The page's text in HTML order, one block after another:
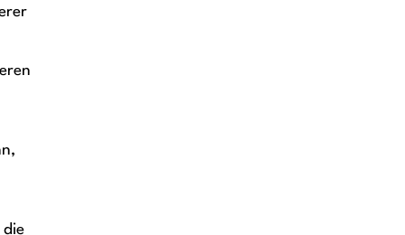
die